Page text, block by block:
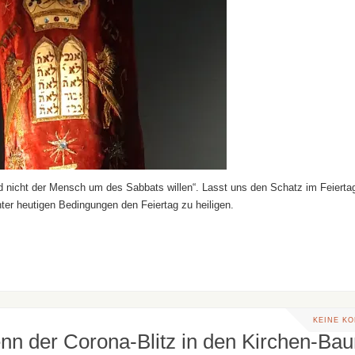
der Mensch um des Sabbats willen“. Lasst uns den Schatz im
heutigen Bedingungen den Feiertag zu heiligen.
KEINE
der Corona-Blitz in den Kirchen-